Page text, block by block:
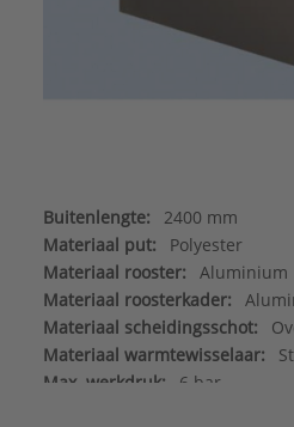
Buitenlengte:
2400 mm
Materiaal put:
Polyester
Materiaal rooster:
Aluminium
Materiaal roosterkader:
Materiaal scheidingsschot:
Materiaal warmtewisselaar:
Max. werkdruk:
6 bar